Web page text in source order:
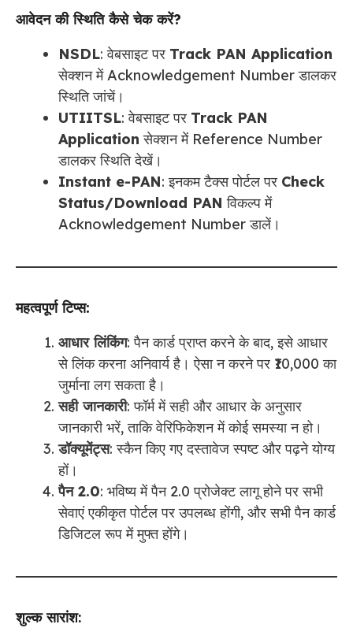
आवेदन की स्थिति कैसे चेक करें?
NSDL: वेबसाइट पर Track PAN Application
सेक्शन में Acknowledgement Number डालकर
स्थिति जांचें।
UTIITSL: वेबसाइट पर Track PAN
Application सेक्शन में Reference Number
डालकर स्थिति देखें।
Instant e-PAN: इनकम टैक्स पोर्टल पर Check
Status/Download PAN विकल्प में
Acknowledgement Number डालें।
महत्वपूर्ण टिप्स:
आधार लिंकिंग: पैन कार्ड प्राप्त करने के बाद, इसे आधार
से लिंक करना अनिवार्य है। ऐसा न करने पर ₹10,000 का
जुर्माना लग सकता है।
सही जानकारी: फॉर्म में सही और आधार के अनुसार
जानकारी भरें, ताकि वेरिफिकेशन में कोई समस्या न हो।
डॉक्यूमेंट्स: स्कैन किए गए दस्तावेज स्पष्ट और पढ़ने योग्य
हों।
पैन 2.0: भविष्य में पैन 2.0 प्रोजेक्ट लागू होने पर सभी
सेवाएं एकीकृत पोर्टल पर उपलब्ध होंगी, और सभी पैन कार्ड
डिजिटल रूप में मुफ्त होंगे।
शुल्क सारांश: